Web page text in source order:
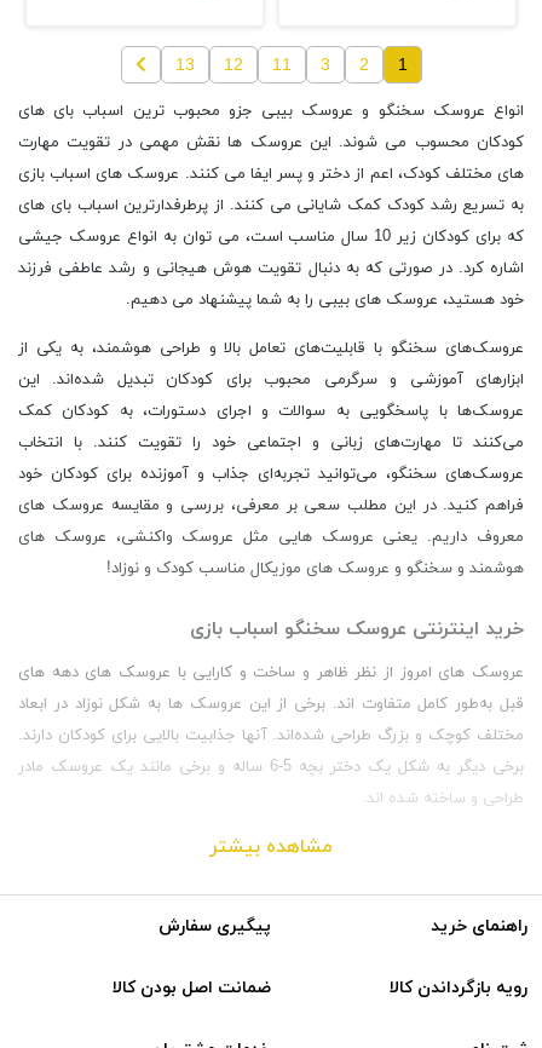
1
2
3
11
12
13
انواع عروسک سخنگو و عروسک بیبی جزو محبوب‌ ترین اسباب بای های
کودکان محسوب می شوند. این عروسک ها نقش مهمی در تقویت مهارت
های مختلف کودک، اعم از دختر و پسر ایفا می کنند. عروسک های اسباب بازی
به تسریع رشد کودک کمک شایانی می کنند. از پرطرفدارترین اسباب بای های
که برای کودکان زیر 10 سال مناسب است، می توان به انواع عروسک جیشی
اشاره کرد. در صورتی که به دنبال تقویت هوش هیجانی و رشد عاطفی فرزند
خود هستید، عروسک های بیبی را به شما پیشنهاد می دهیم.
عروسک‌های سخنگو با قابلیت‌های تعامل بالا و طراحی هوشمند، به یکی از
ابزارهای آموزشی و سرگرمی محبوب برای کودکان تبدیل شده‌اند. این
عروسک‌ها با پاسخگویی به سوالات و اجرای دستورات، به کودکان کمک
می‌کنند تا مهارت‌های زبانی و اجتماعی خود را تقویت کنند. با انتخاب
عروسک‌های سخنگو، می‌توانید تجربه‌ای جذاب و آموزنده برای کودکان خود
فراهم کنید. در این مطلب سعی بر معرفی، بررسی و مقایسه عروسک های
معروف داریم. یعنی عروسک‌ هایی مثل عروسک واکنشی، عروسک های
هوشمند و سخنگو و عروسک های موزیکال مناسب کودک و نوزاد!
خرید اینترنتی عروسک سخنگو اسباب بازی
عروسک های امروز از نظر ظاهر و ساخت و کارایی با عروسک‌ های دهه‌ های
قبل به‌طور کامل متفاوت‌ اند. برخی از این عروسک‌ ها به شکل نوزاد در ابعاد
مختلف کوچک و بزرگ طراحی شده‌اند. آنها جذابیت بالایی برای کودکان دارند.
برخی دیگر به شکل یک دختر بچه 5-6 ساله و برخی مانند یک عروسک مادر
طراحی و ساخته شده اند.
مشاهده بیشتر
راهنمای خرید پیگیری سفارش
رویه بازگرداندن کالا ضمانت اصل بودن کالا